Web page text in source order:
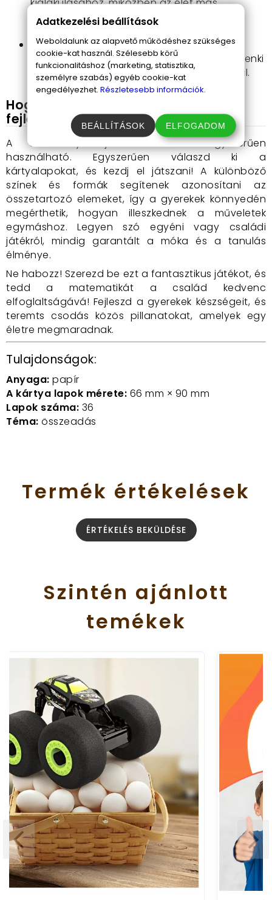
területein is fejlesztik a problémamegoldó
Családi szórakozás: Az egész család
számára kiváló kikapcsolódás, hiszen mindenki
örömét leli benne, korosztálytól függetlenül.
Hogyan használd a számkártya
fejlesztő játékot?
A számkártya játék rendkívül egyszerűen
használható. Egyszerűen válaszd ki a
kártyalapokat, és kezdj el játszani! A különböző
színek és formák segítenek azonosítani az
összetartozó elemeket, így a gyerekek könnyedén
megérthetik, hogyan illeszkednek a műveletek
egymáshoz. Legyen szó egyéni vagy családi
játékról, mindig garantált a móka és a tanulás
élménye.
Ne habozz! Szerezd be ezt a fantasztikus játékot, és
tedd a matematikát a család kedvenc
elfoglaltságává! Fejleszd a gyerekek készségeit, és
teremts csodás közös pillanatokat, amelyek egy
életre megmaradnak.
Tulajdonságok:
Anyaga: papír
A kártya lapok mérete: 66 mm × 90 mm
Lapok száma: 36
Téma: összeadás
Termék értékelések
ÉRTÉKELÉS BEKÜLDÉSE
Szintén ajánlott
temékek
Adatkezelési beállítások
Weboldalunk az alapvető működéshez szükséges
cookie-kat használ. Szélesebb körű
funkcionalitáshoz (marketing, statisztika,
személyre szabás) egyéb cookie-kat
engedélyezhet. Részletesebb információk.
BEÁLLÍTÁSOK ELFOGADOM